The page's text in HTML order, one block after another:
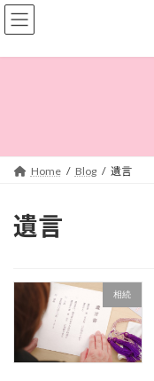
コ
ン
ン
ナ
ビ
ー
Home Blog 遺言
遺言
相続